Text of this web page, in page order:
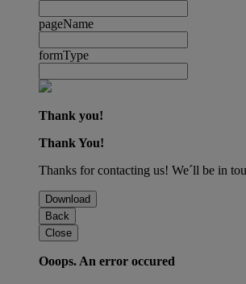
pageName
formType
Thank you!
Thank You!
Thanks for contacting us! We´ll be in
Download
Back
Close
Ooops. An error occured